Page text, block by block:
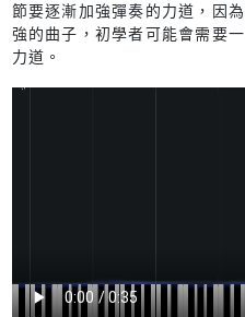
節要逐漸加強彈奏的力道，因
強的曲子，初學者可能會需要
力道。